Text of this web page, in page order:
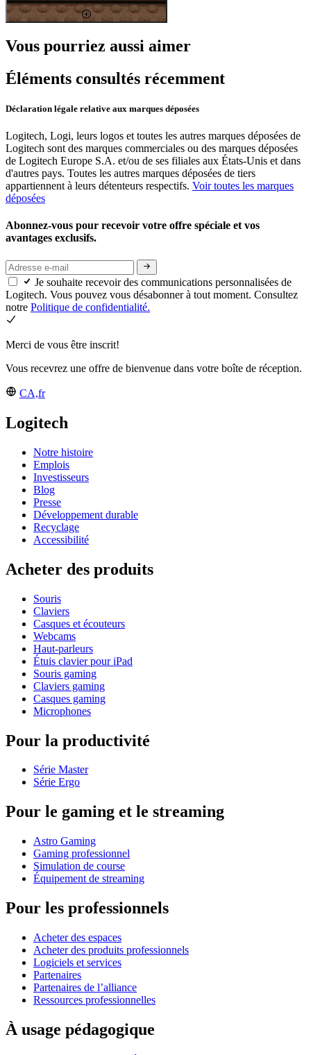
Vous pourriez aussi aimer
Éléments consultés récemment
Déclaration légale relative aux marques déposées
Logitech, Logi, leurs logos et toutes les autres marques déposées de
Logitech sont des marques commerciales ou des marques déposées
de Logitech Europe S.A. et/ou de ses filiales aux États-Unis et dans
d'autres pays. Toutes les autres marques déposées de tiers
appartiennent à leurs détenteurs respectifs. Voir toutes les marques
déposées
Abonnez-vous pour recevoir votre offre spéciale et vos
avantages exclusifs.
Je souhaite recevoir des communications personnalisées de
Logitech. Vous pouvez vous désabonner à tout moment. Consultez
notre Politique de confidentialité.
Merci de vous être inscrit!
Vous recevrez une offre de bienvenue dans votre boîte de réception.
CA,fr
Logitech
Notre histoire
Emplois
Investisseurs
Blog
Presse
Développement durable
Recyclage
Accessibilité
Acheter des produits
Souris
Claviers
Casques et écouteurs
Webcams
Haut-parleurs
Étuis clavier pour iPad
Souris gaming
Claviers gaming
Casques gaming
Microphones
Pour la productivité
Série Master
Série Ergo
Pour le gaming et le streaming
Astro Gaming
Gaming professionnel
Simulation de course
Équipement de streaming
Pour les professionnels
Acheter des espaces
Acheter des produits professionnels
Logiciels et services
Partenaires
Partenaires de l’alliance
Ressources professionnelles
À usage pédagogique